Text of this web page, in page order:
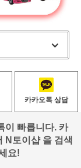
카카오톡 상담
이 빠릅니다. 카
N토이샵 을 검색
요!